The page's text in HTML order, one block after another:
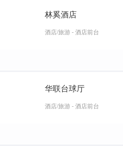
林奚酒店
酒店/旅游 - 酒店前台
华联台球厅
酒店/旅游 - 酒店前台